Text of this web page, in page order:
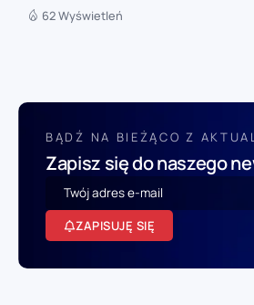
62 Wyświetleń
BĄDŹ NA BIEŻĄCO Z
Zapisz się do naszego
ZAPISUJĘ SIĘ